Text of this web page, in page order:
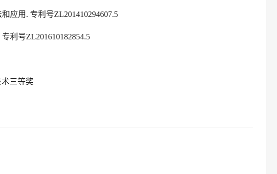
应用 . 专利号ZL201410294607.5
专利号ZL201610182854.5
三等奖